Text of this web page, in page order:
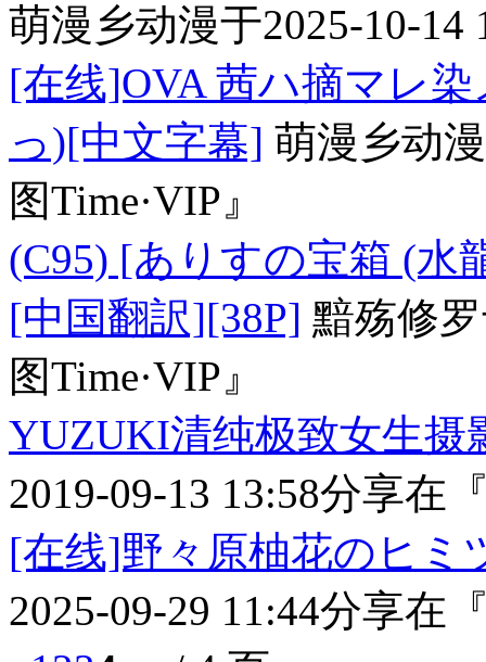
萌漫乡动漫于2025-10-14
[在线]OVA 茜ハ摘マレ
っ)[中文字幕] 萌漫乡动漫
图Time·VIP』
(C95) [ありすの宝箱 (水
[中国翻訳][38P] 黯殇修罗
图Time·VIP』
YUZUKI清纯极致女生摄
2019-09-13 13:58分享在
[在线]野々原柚花のヒミ
2025-09-29 11:44分享在